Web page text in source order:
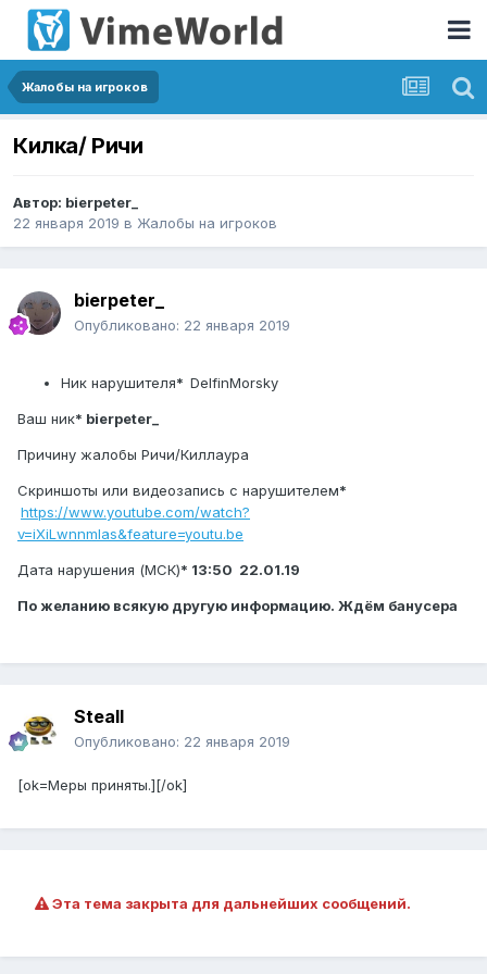
Жалобы на игроков
Килка/ Ричи
Автор: bierpeter_
22 января 2019 в Жалобы на игроков
bierpeter_
Опубликовано: 22 января 2019
Ник нарушителя* DelfinMorsky
Ваш ник* bierpeter_
Причину жалобы Ричи/Киллаура
Скриншоты или видеозапись с нарушителем*
https://www.youtube.com/watch?
v=iXiLwnnmIas&feature=youtu.be
Дата нарушения (МСК)* 13:50 22.01.19
По желанию всякую другую информацию. Ждём банусера
Steall
Опубликовано: 22 января 2019
[ok=Меры приняты.][/ok]
Эта тема закрыта для дальнейших сообщений.